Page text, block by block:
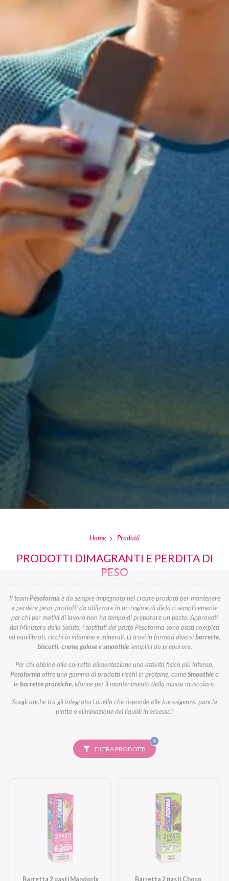
Home Prodotti
PRODOTTI DIMAGRANTI E PERDITA DI
PESO
Il teamPesoformaè da sempre impegnato nel creare prodotti per mantenere
e perdere peso, prodotti da utilizzare in un regime di dieta o semplicemente
per chi per motivi di lavoro non ha tempo di preparare un pasto. Approvati
dal Ministero della Salute, i sostituti del pasto Pesoforma sono pasti completi
ed equilibrati, ricchi in vitamine e minerali. Li trovi in formati diversibarrette,
biscotti, creme goloseesmoothiesemplici da preparare.
Per chi abbina alla corretta alimentazione una attività fisica più intensa,
Pesoformaoffre una gamma di prodotti ricchi in proteine, comeSmoothieo
lebarrette proteiche, idonee per il mantenimento della massa muscolare.
Scegli anche tra gli integratori quello che risponde alle tue esigenze: pancia
piatta o eliminazione dei liquidi in eccesso?
FILTRA PRODOTTI
4FILTRI
SELEZIONATI
Barretta 2 pasti Mandorla Barretta 2 pasti Choco